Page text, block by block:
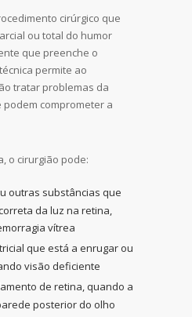
cirúrgico que
ou total do humor
que preenche o
permite ao
tratar problemas da
comprometer a
o cirurgião pode:
outras substâncias que
da luz na retina,
vítrea
que está a enrugar ou
visão deficiente
de retina, quando a
posterior do olho